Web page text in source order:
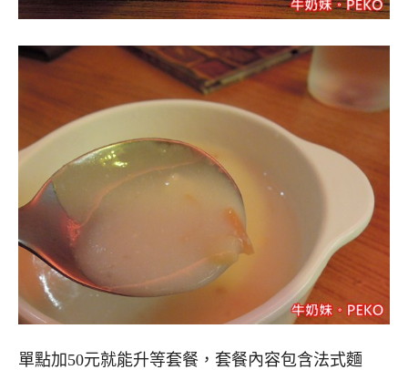
單點加50元就能升等套餐，套餐內容包含法式麵